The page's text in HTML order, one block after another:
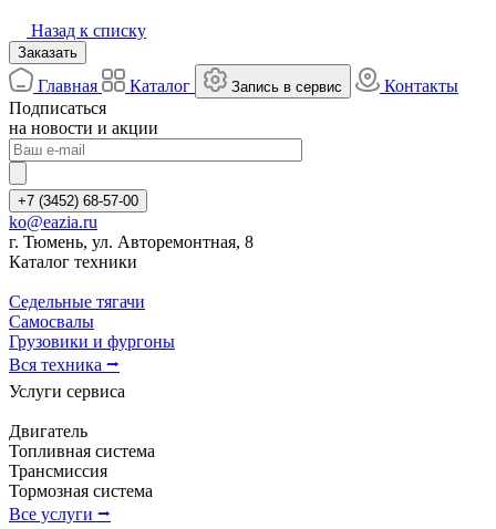
Назад к списку
Заказать
Главная Каталог Запись в сервис
Контакты
Подписаться
на новости и акции
+7 (3452) 68-57-00
ko@eazia.ru
г. Тюмень, ул. Авторемонтная, 8
Каталог техники
Седельные тягачи
Самосвалы
Грузовики и фургоны
Вся техника ⭢
Услуги сервиса
Двигатель
Топливная система
Трансмиссия
Тормозная система
Все услуги ⭢